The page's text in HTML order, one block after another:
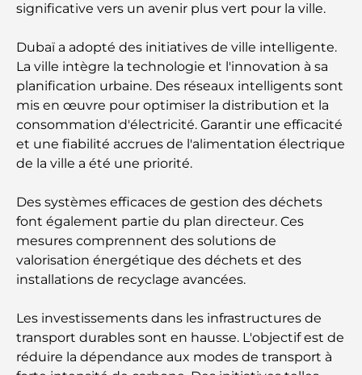
présents attentionnés et intemporels
Écoles à proximité de Palm Jumeirah : un guide
complet pour les familles
Les meilleurs hôtels de Business Bay, à Dubaï :
votre guide ultime
Les meilleurs cafés avec vue à Dubaï : un parfait
mélange de saveurs et de paysages
Restaurants avec vue sur le Burj Al Arab :
Expériences gastronomiques exceptionnelles à
Clubs de plage de Palm Jumeirah : Guide complet
2026
significative vers un avenir plus vert pour la ville.
Dubaï a adopté des initiatives de ville intelligente.
La ville intègre la technologie et l'innovation à sa
planification urbaine. Des réseaux intelligents sont
mis en œuvre pour optimiser la distribution et la
consommation d'électricité. Garantir une efficacité
et une fiabilité accrues de l'alimentation électrique
de la ville a été une priorité.
Des systèmes efficaces de gestion des déchets
font également partie du plan directeur. Ces
mesures comprennent des solutions de
valorisation énergétique des déchets et des
installations de recyclage avancées.
Les investissements dans les infrastructures de
transport durables sont en hausse. L'objectif est de
réduire la dépendance aux modes de transport à